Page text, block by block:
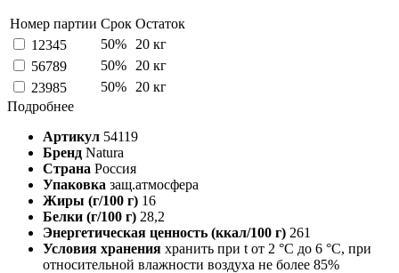
Номер партии Срок Остаток
12345
50%
20 кг
56789
50%
20 кг
23985
50%
20 кг
Подробнее
Артикул 54119
Бренд Natura
Страна Россия
Упаковка защ.атмосфера
Жиры (г/100 г) 16
Белки (г/100 г) 28,2
Энергетическая ценность (ккал/100 г) 261
Условия хранения хранить при t от 2 °C до 6 °C, при
относительной влажности воздуха не более 85%